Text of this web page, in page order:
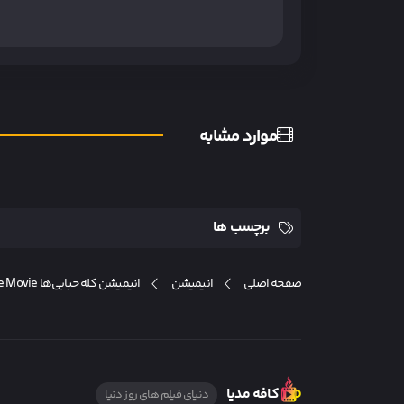
موارد مشابه
برچسب ها
صفحه اصلی انیمیشن انیمیشن کله حبابی‌ها Bobbleheads: The Movie
کافه مدیا دنیای فیلم های روز دنیا